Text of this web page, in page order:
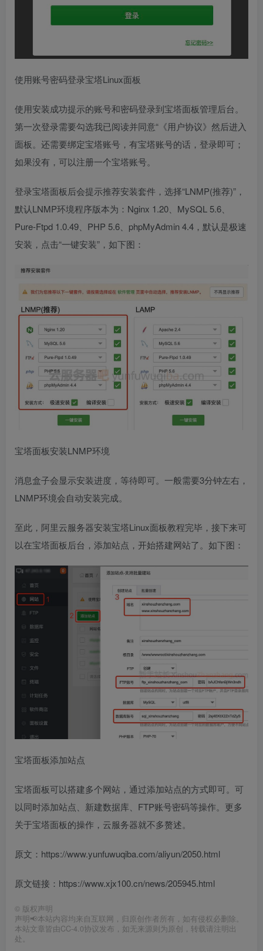
使用账号密码登录宝塔Linux面板
使用安装成功提示的账号和密码登录到宝塔面板管理后台。
第一次登录需要勾选我已阅读并同意“《用户协议》然后进入
面板。还需要绑定宝塔账号，有宝塔账号的话，登录即可；
如果没有，可以注册一个宝塔账号。
登录宝塔面板后会提示推荐安装套件，选择“LNMP(推荐)”，
默认LNMP环境程序版本为：Nginx 1.20、MySQL 5.6、
Pure-Ftpd 1.0.49、PHP 5.6、phpMyAdmin 4.4，默认是极速
安装，点击“一键安装”，如下图：
宝塔面板安装LNMP环境
消息盒子会显示安装进度，等待即可。一般需要3分钟左右，
LNMP环境会自动安装完成。
至此，阿里云服务器安装宝塔Linux面板教程完毕，接下来可
以在宝塔面板后台，添加站点，开始搭建网站了。如下图：
宝塔面板添加站点
宝塔面板可以搭建多个网站，通过添加站点的方式即可。可
以同时添加站点、新建数据库、FTP账号密码等操作。更多
关于宝塔面板的操作，云服务器就不多赘述。
原文：https://www.yunfuwuqiba.com/aliyun/2050.html
原文链接：https://www.xjx100.cn/news/205945.html
© 版权声明
声明📢本站内容均来自互联网，归原创作者所有，如有侵权必删除。
本站文章皆由CC-4.0协议发布，如无来源则为原创，转载请注明出
处。